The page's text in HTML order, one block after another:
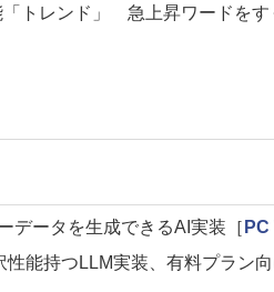
トレンド」 急上昇ワードをす
データを生成できるAI実装［
能持つLLM実装、有料プラン